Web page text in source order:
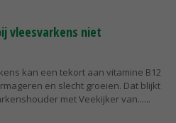
vleesvarkens niet
kan een tekort aan vitamine B12
en slecht groeien. Dat blijkt
met Veekijker van...